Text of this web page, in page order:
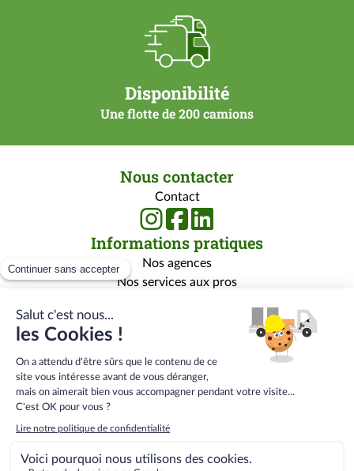
Disponibilité
Une flotte de 200 camions
Nous contacter
Contact
Informations pratiques
Nos agences
Nos services aux pros
Rejoignez-nous
Qui sommes-nous ?
Carrière
Centre de formation
bas
Conditions générales de vente